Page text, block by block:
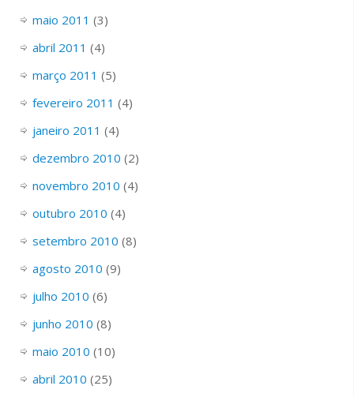
maio 2011 (3)
abril 2011 (4)
março 2011 (5)
fevereiro 2011 (4)
janeiro 2011 (4)
dezembro 2010 (2)
novembro 2010 (4)
outubro 2010 (4)
setembro 2010 (8)
agosto 2010 (9)
julho 2010 (6)
junho 2010 (8)
maio 2010 (10)
abril 2010 (25)